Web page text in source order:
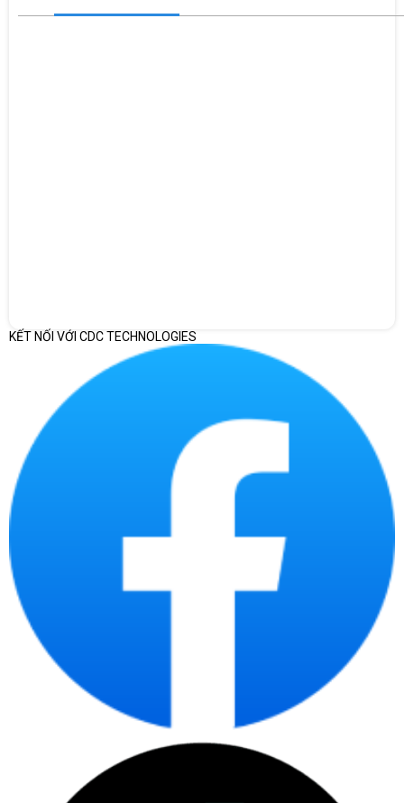
Với Canon Đa chức năng MF449X, bạn sẽ có một máy tính đa chức
năng mạnh mẽ và đa năng, đồng thời mang đến hiệu quả và tiện ích
Máy in laser Canon MF 449x sử dụng hộp mực Canon 057 đặc biệt,
đảm bảo cho bạn những bản in và tập tài liệu chất lượng vượt trội.
Mực có màu sắc tươi sáng, đẹp và giữ được độ nét cao mà không
bị mờ theo thời gian. Điều này đáp ứng tốt nhu cầu quảng cáo và
thiết kế doanh nghiệp của bạn.
Mực Canon 057 còn khả năng chống nước và chống ăn mòn nét
chữ, nét mực, chắc chắn rằng bản in của bạn sẽ luôn mới và bền
theo thời gian. Bạn có thể tin tưởng vào chất lượng và độ tin cậy
của chất lượng này.
Nếu bạn cần sự hỗ trợ về máy in hoặc có bất kỳ câu hỏi nào, vui
lòng liên hệ với hotline: 1900 2173 của Phúc Anh. Chúng tôi sẽ cung
cấp cho bạn nhà tư vấn chuyên nghiệp và dịch vụ tốt nhất để đảm
KẾT NỐI VỚI CDC TECHNOLOGIES